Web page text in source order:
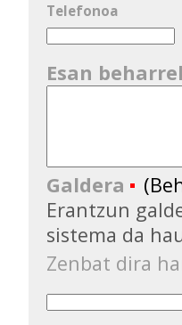
Telefonoa
Esan
Galdera
Erantzun
sistema da
Zenbat dira